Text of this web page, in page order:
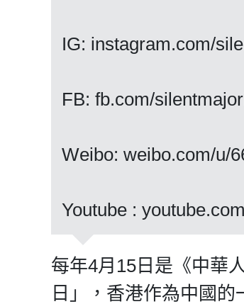
IG: instagram.com/
FB: fb.com/
Weibo: weibo.com/u/
Youtube :
每年4月15日是《中華
日」，香港作為中國